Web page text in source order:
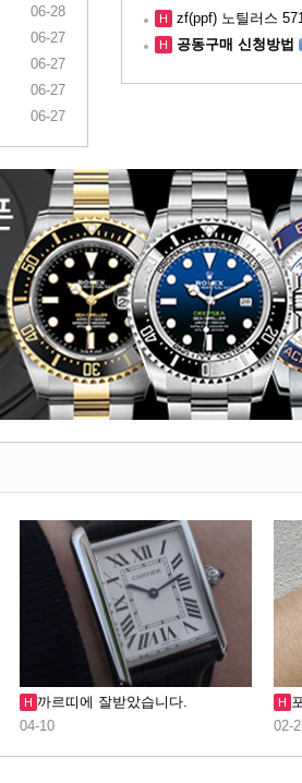
06-28
06-27
06-27
06-27
06-27
H zf(ppf) 노틸러스
H 공동구매 신청방법
H 까르띠에 잘받았습니다.
04-10
H
02-